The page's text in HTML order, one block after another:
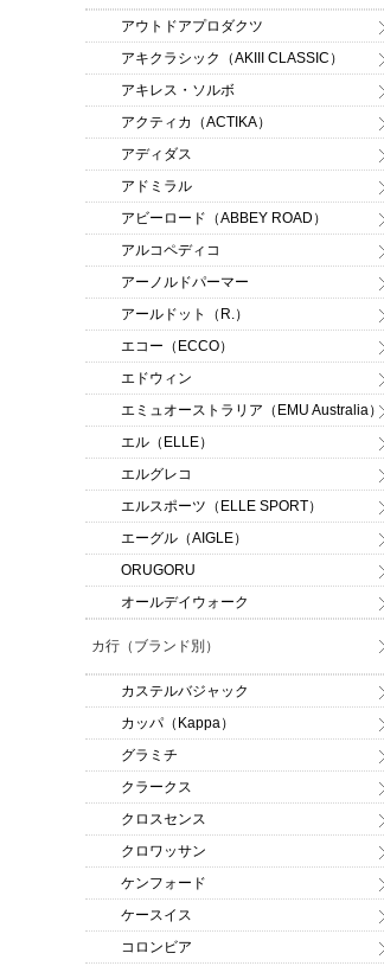
アウトドアプロダクツ
アキクラシック（AKIII CLASSIC）
アキレス・ソルボ
アクティカ（ACTIKA）
アディダス
アドミラル
アビーロード（ABBEY ROAD）
アルコペディコ
アーノルドパーマー
アールドット（R.）
エコー（ECCO）
エドウィン
エミュオーストラリア（EMU Australia）
エル（ELLE）
エルグレコ
エルスポーツ（ELLE SPORT）
エーグル（AIGLE）
ORUGORU
オールデイウォーク
カ行（ブランド別）
カステルバジャック
カッパ（Kappa）
グラミチ
クラークス
クロスセンス
クロワッサン
ケンフォード
ケースイス
コロンビア